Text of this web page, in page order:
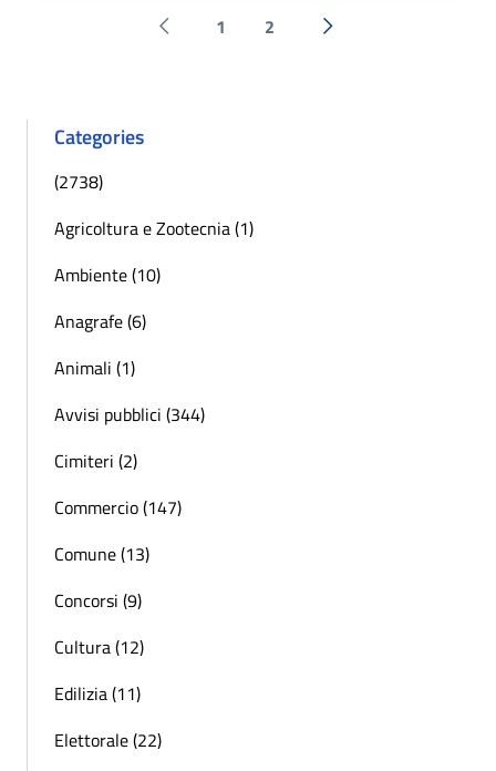
Pagina precedente
1 2 Next »
Categories
(2738)
Agricoltura e Zootecnia (1)
Ambiente (10)
Anagrafe (6)
Animali (1)
Avvisi pubblici (344)
Cimiteri (2)
Commercio (147)
Comune (13)
Concorsi (9)
Cultura (12)
Edilizia (11)
Elettorale (22)